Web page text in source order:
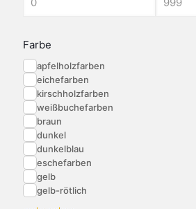
Farbe
apfelholzfarben
eichefarben
kirschholzfarben
weißbuchefarben
braun
dunkel
dunkelblau
eschefarben
gelb
gelb-rötlich